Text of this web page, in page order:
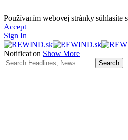
Používaním webovej stránky súhlasíte s
Accept
Sign In
Notification Show More